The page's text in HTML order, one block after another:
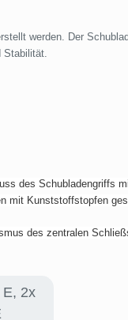
werden. Der
Stabilität.
des Schubladengriffs
mit Kunststoffstopfen
des zentralen
E, 2x